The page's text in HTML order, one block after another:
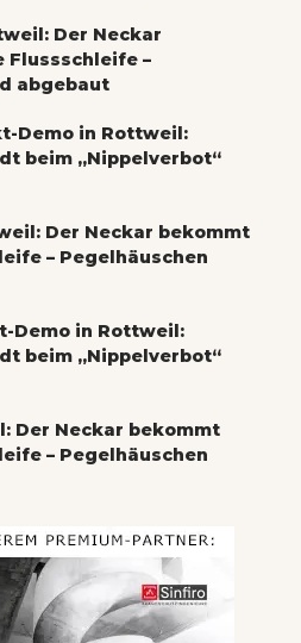
Der Neckar
Flussschleife –
abgebaut
Demo in Rottweil:
beim „Nippelverbot“
Der Neckar bekommt
– Pegelhäuschen
Demo in Rottweil:
beim „Nippelverbot“
Der Neckar bekommt
– Pegelhäuschen